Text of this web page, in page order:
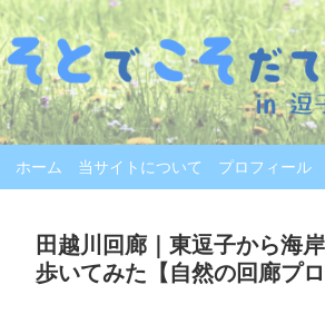
ホーム 当サイトについて プロフィール
田越川回廊｜東逗子から海
歩いてみた【自然の回廊プロ